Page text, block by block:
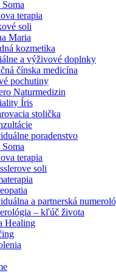
terapia
soli
Maria
kozmetika
a výživové doplnky
čínska medicína
pochutiny
Naturmedizin
Íris
stolička
poradenstvo
terapia
soli
a partnerská
– kľúč života
Healing